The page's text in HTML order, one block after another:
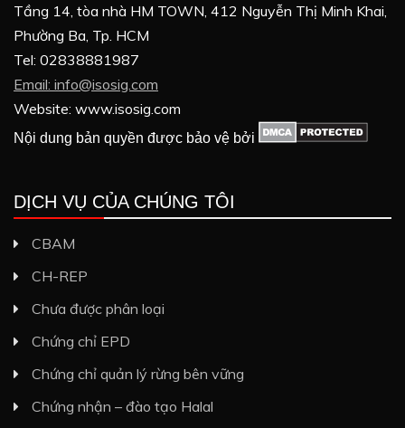
Tầng 14, tòa nhà HM TOWN, 412 Nguyễn Thị Minh Khai,
Phường Ba, Tp. HCM
Tel: 02838881987
Email: info@isosig.com
Website: www.isosig.com
Nội dung bản quyền được bảo vệ bởi
DỊCH VỤ CỦA CHÚNG TÔI
CBAM
CH-REP
Chưa được phân loại
Chứng chỉ EPD
Chứng chỉ quản lý rừng bên vững
Chứng nhận – đào tạo Halal